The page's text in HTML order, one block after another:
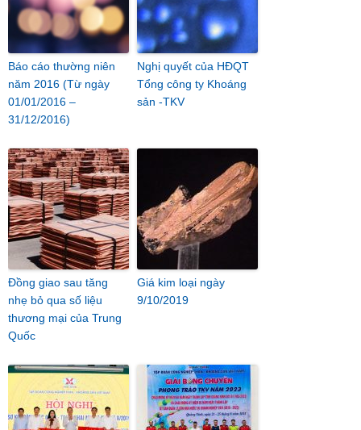
Báo cáo thường niên
năm 2016 (Từ ngày
01/01/2016 –
31/12/2016)
Nghị quyết của HĐQT
Tổng công ty Khoáng
sản -TKV
Đồng giao sau tăng
nhẹ bỏ qua số liệu
thương mại của Trung
Quốc
Giá kim loại ngày
9/10/2019